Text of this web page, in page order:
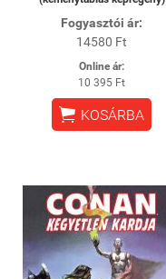
Fogyasztói ár:
14580 Ft
Online ár:
10 395 Ft
 KOSÁRBA